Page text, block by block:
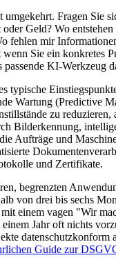
Fragen Sie
Geld? Wo entstehen
fehlen mir
wenn Sie ein konkretes
passende KI-Werkzeug
typische
Wartung (Predictive
zu reduzieren,
Bilderkennung,
Aufträge und
und Zertifikate.
begrenzten
von drei bis sechs
einem vagen "Wir
Jahr oft nichts
datenschutzkonform
Guide zur